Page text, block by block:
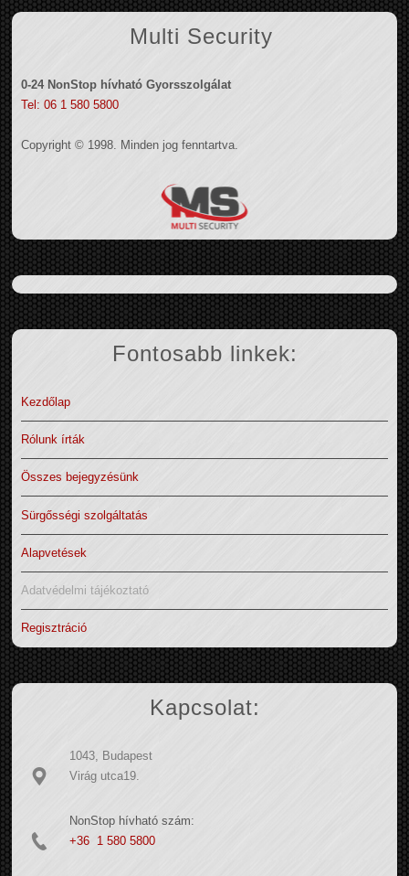
Multi Security
0-24 NonStop hívható Gyorsszolgálat
Tel: 06 1 580 5800
Copyright © 1998. Minden jog fenntartva.
Fontosabb linkek:
Kezdőlap
Rólunk írták
Összes bejegyzésünk
Sürgősségi szolgáltatás
Alapvetések
Adatvédelmi tájékoztató
Regisztráció
Kapcsolat:
1043, Budapest
Virág utca19.
NonStop hívható szám:
+36 1 580 5800